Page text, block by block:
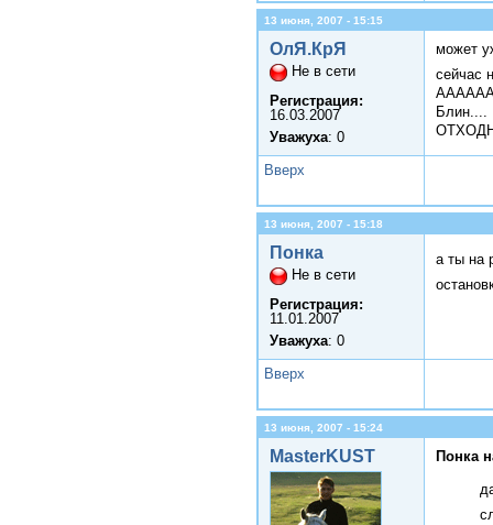
13 июня, 2007 - 15:15
ОлЯ.КрЯ
Не в сети
Регистрация:
16.03.2007
Уважуха: 0
может
сейчас
Блин....
Вверх
13 июня, 2007 - 15:18
Понка
Не в сети
Регистрация:
11.01.2007
Уважуха: 0
а ты на
Вверх
13 июня, 2007 - 15:24
MasterKUST Понка